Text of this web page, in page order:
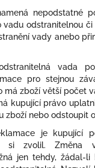
nepodstatné
odstranitelnou či
vady anebo
vada
pro stejnou
má zboží větší počet
kupující právo
zboží nebo odstoupit
je kupující
si zvolil. Změna
jen tehdy, žádal-li